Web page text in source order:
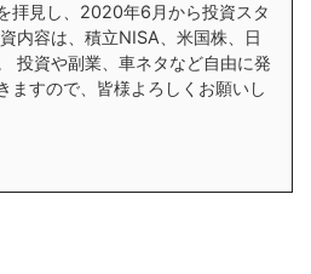
拝見し、2020年6月から投資スタ
内容は、積立NISA、米国株、日
投資や副業、車ネタなど自由に発
ますので、皆様よろしくお願いし